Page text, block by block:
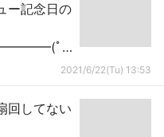
ー記念日の
ﾀ━━━━(ﾟ
2021/6/22(Tu) 13:53
回してない